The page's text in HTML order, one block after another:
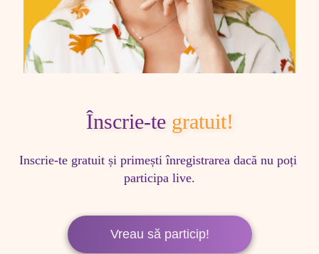
Înscrie-tegratuit!
Inscrie-te gratuit și primești înregistrarea dacă nu poți
participa live.
Vreau să particip!